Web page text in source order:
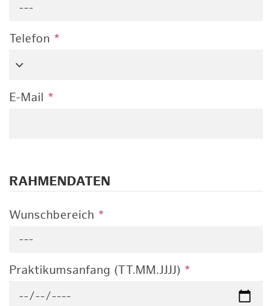
---
Telefon *
E-Mail *
RAHMENDATEN
Wunschbereich *
---
Praktikumsanfang (TT.MM.JJJJ) *